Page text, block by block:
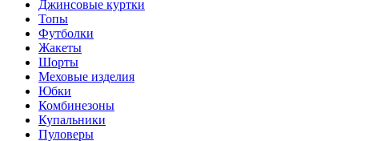
Джинсовые куртки
Топы
Футболки
Жакеты
Шорты
Меховые изделия
Юбки
Комбинезоны
Купальники
Пуловеры